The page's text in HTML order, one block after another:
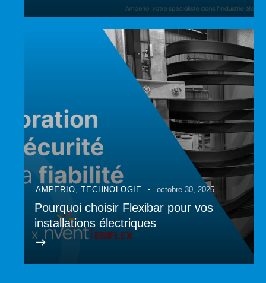
AMPERIO ,TECHNOLOGIE octobre 30, 2025
Pourquoi choisir Flexibar pour vos
installations électriques